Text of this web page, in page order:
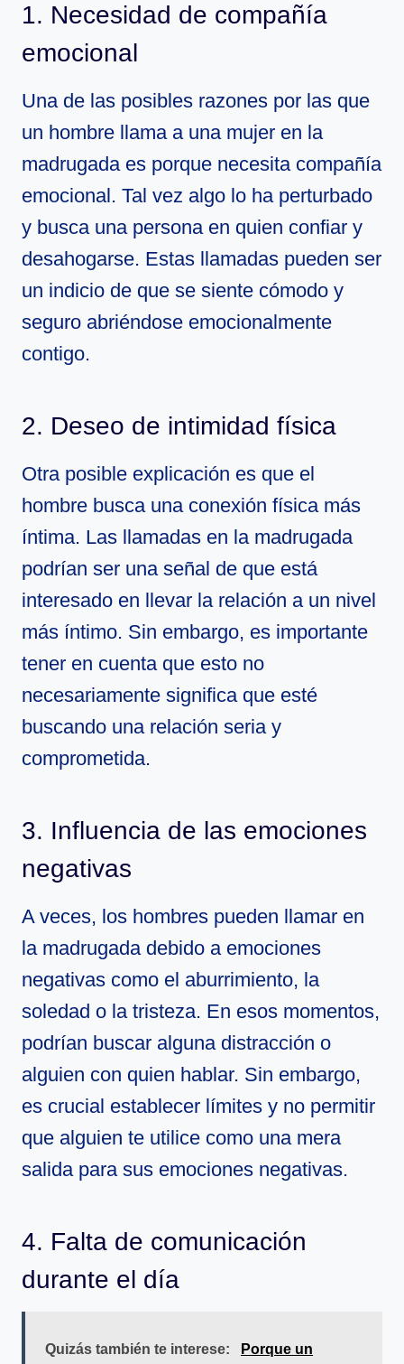
1. Necesidad de compañía
emocional
Una de las posibles razones por las que
un hombre llama a una mujer en la
madrugada es porque necesita compañía
emocional. Tal vez algo lo ha perturbado
y busca una persona en quien confiar y
desahogarse. Estas llamadas pueden ser
un indicio de que se siente cómodo y
seguro abriéndose emocionalmente
contigo.
2. Deseo de intimidad física
Otra posible explicación es que el
hombre busca una conexión física más
íntima. Las llamadas en la madrugada
podrían ser una señal de que está
interesado en llevar la relación a un nivel
más íntimo. Sin embargo, es importante
tener en cuenta que esto no
necesariamente significa que esté
buscando una relación seria y
comprometida.
3. Influencia de las emociones
negativas
A veces, los hombres pueden llamar en
la madrugada debido a emociones
negativas como el aburrimiento, la
soledad o la tristeza. En esos momentos,
podrían buscar alguna distracción o
alguien con quien hablar. Sin embargo,
es crucial establecer límites y no permitir
que alguien te utilice como una mera
salida para sus emociones negativas.
4. Falta de comunicación
durante el día
Quizás también te interese: Porque un